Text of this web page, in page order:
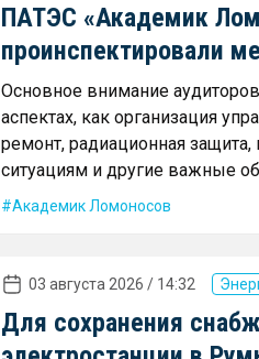
ПАТЭС «Академик
проинспектировали
Основное внимание
аспектах, как организация
ремонт, радиационная
ситуациям и другие важные
Академик Ломоносов
03 августа 2026 / 14:32
Для сохранения